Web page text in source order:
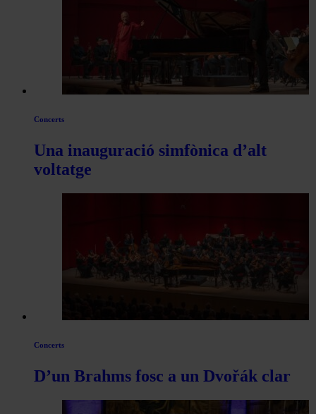
Concerts
Una inauguració simfònica d’alt
voltatge
Concerts
D’un Brahms fosc a un Dvořák clar